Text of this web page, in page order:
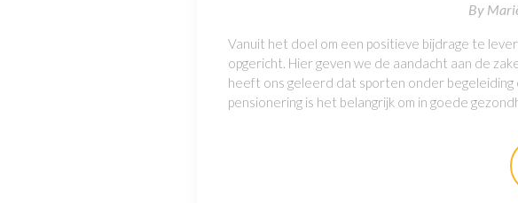
By
Vanuit het doel om een positieve bijdrage te
opgericht. Hier geven we de aandacht aan de
heeft ons geleerd dat sporten onder
pensionering is het belangrijk om in goede